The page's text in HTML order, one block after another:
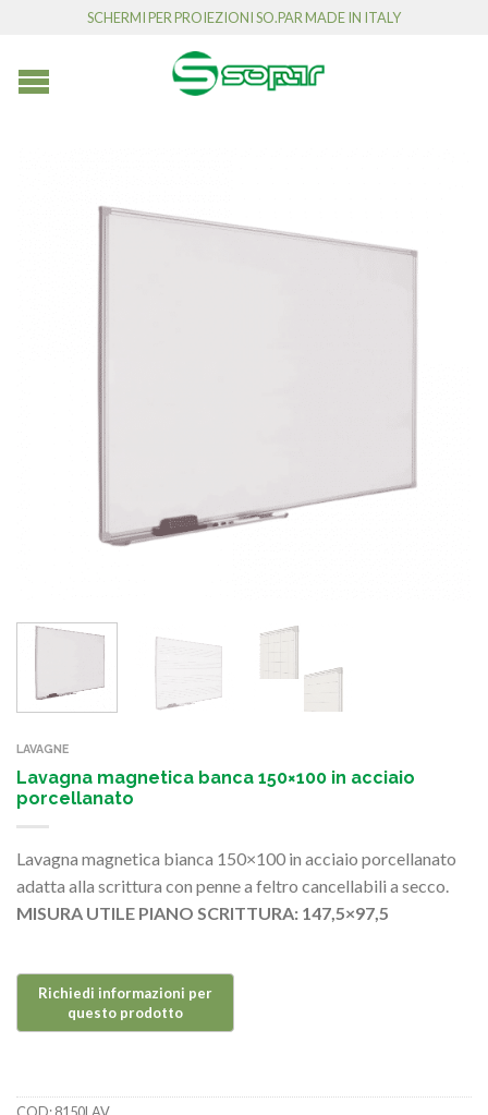
SCHERMI PER PROIEZIONI SO.PAR MADE IN ITALY
LAVAGNE
Lavagna magnetica banca 150×100 in acciaio
porcellanato
Lavagna magnetica bianca 150×100 in acciaio porcellanato
adatta alla scrittura con penne a feltro cancellabili a secco.
MISURA UTILE PIANO SCRITTURA: 147,5×97,5
COD:8150LAV